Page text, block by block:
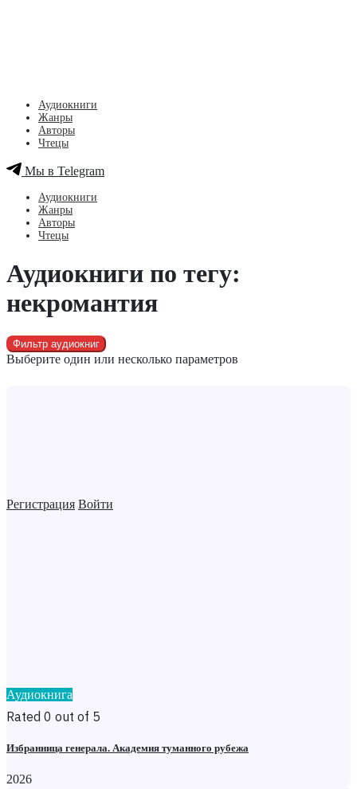
Регистрация Войти
Аудиокниги
Жанры
Авторы
Чтецы
Мы в Telegram
Аудиокниги
Жанры
Авторы
Чтецы
Аудиокниги по тегу:
некромантия
Фильтр аудиокниг
Выберите один или несколько параметров
Аудиокнига
Rated 0 out of 5
Избранница генерала. Академия туманного рубежа
2026